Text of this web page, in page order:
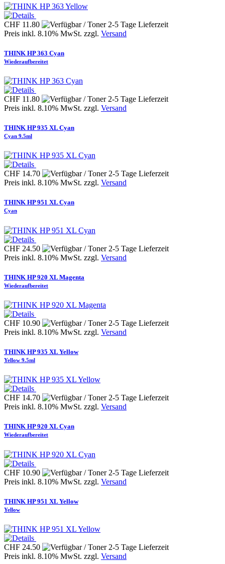
CHF 11.80
Preis inkl. 8.10% MwSt. zzgl. Versand
THINK HP 363 Cyan
Wiederaufbereitet
CHF 11.80
Preis inkl. 8.10% MwSt. zzgl. Versand
THINK HP 935 XL Cyan
Cyan 9.5ml
CHF 14.70
Preis inkl. 8.10% MwSt. zzgl. Versand
THINK HP 951 XL Cyan
Cyan
CHF 24.50
Preis inkl. 8.10% MwSt. zzgl. Versand
THINK HP 920 XL Magenta
Wiederaufbereitet
CHF 10.90
Preis inkl. 8.10% MwSt. zzgl. Versand
THINK HP 935 XL Yellow
Yellow 9.5ml
CHF 14.70
Preis inkl. 8.10% MwSt. zzgl. Versand
THINK HP 920 XL Cyan
Wiederaufbereitet
CHF 10.90
Preis inkl. 8.10% MwSt. zzgl. Versand
THINK HP 951 XL Yellow
Yellow
CHF 24.50
Preis inkl. 8.10% MwSt. zzgl. Versand